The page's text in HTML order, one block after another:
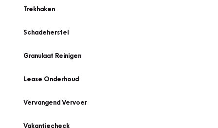
Trekhaken
Schadeherstel
Granulaat Reinigen
Lease Onderhoud
Vervangend Vervoer
Vakantiecheck